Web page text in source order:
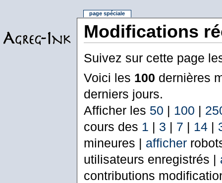
Modifications
Suivez sur cette page
Voici les 100 dernières
derniers jours.
Afficher les 50 | 100 |
cours des 1 | 3 | 7 | 14|
mineures | afficher
utilisateurs enregistrés |
contributions
page spéciale